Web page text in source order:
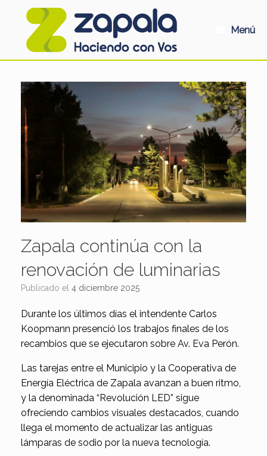
Menú
Zapala continúa con la
renovación de luminarias
Publicado el 4 diciembre 2025
Durante los últimos días el intendente Carlos
Koopmann presenció los trabajos finales de los
recambios que se ejecutaron sobre Av. Eva Perón.
Las tarejas entre el Municipio y la Cooperativa de
Energía Eléctrica de Zapala avanzan a buen ritmo,
y la denominada “Revolución LED” sigue
ofreciendo cambios visuales destacados, cuando
llega el momento de actualizar las antiguas
lámparas de sodio por la nueva tecnología.